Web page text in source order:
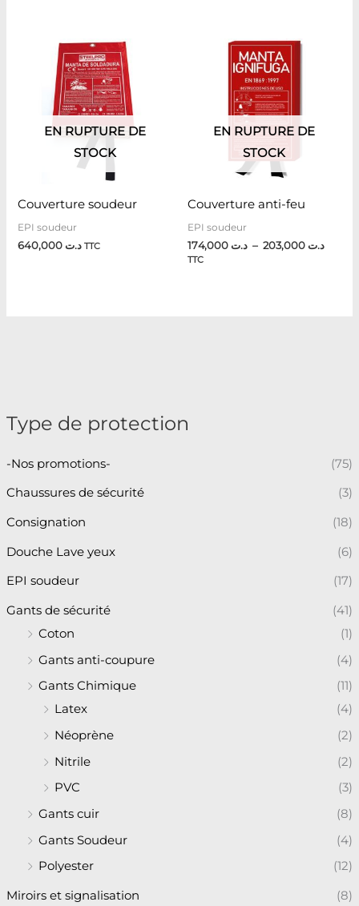
Type de protection
-Nos promotions- (75)
Chaussures de sécurité (3)
Consignation (18)
Douche Lave yeux (6)
EPI soudeur (17)
Gants de sécurité
(41)
Coton
(1)
Gants anti-coupure
(4)
Gants Chimique
(11)
Latex
(4)
Néoprène
(2)
Nitrile
(2)
PVC
(3)
Gants cuir
(8)
Gants Soudeur
(4)
Polyester
(12)
Miroirs et signalisation (8)
EN RUPTURE DE
STOCK
Couverture soudeur
EPI soudeur
د.ت640,000 TTC
EN RUPTURE DE
STOCK
Couverture anti-feu
EPI soudeur
د.ت – د.ت
TTC